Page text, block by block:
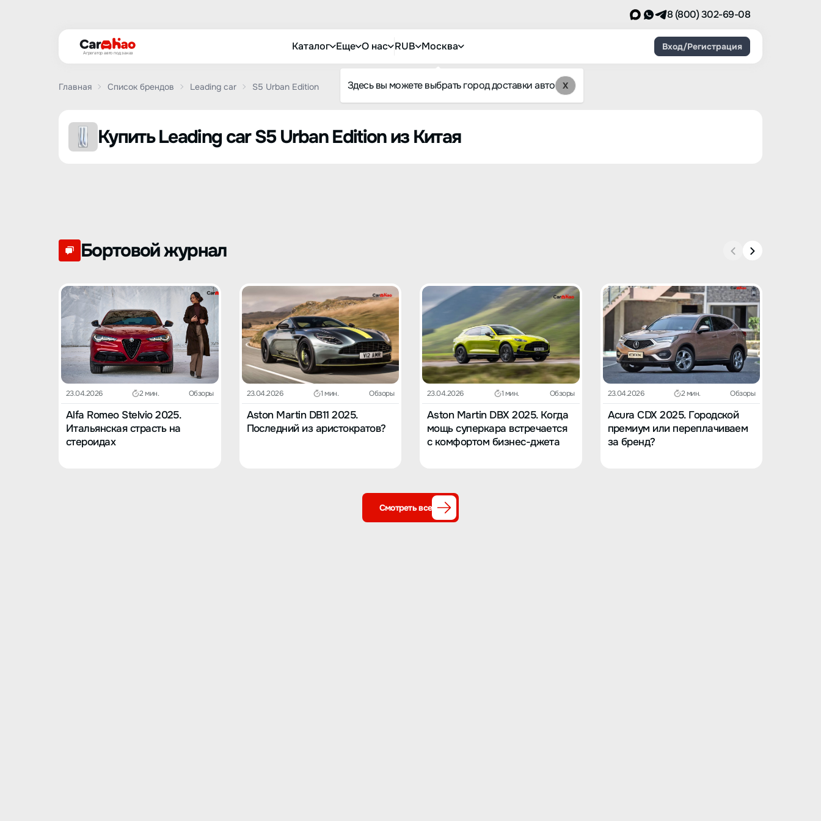
8 (800) 302-69-08
Агрегатор авто под заказ
Каталог Еще О нас RUB Москва
Здесь вы можете выбрать город доставки авто X
Вход/Регистрация
Главная Список брендов Leading car S5 Urban Edition
Купить Leading car S5 Urban Edition из Китая
Бортовой журнал
23.04.2026 2 мин. Обзоры
Alfa Romeo Stelvio 2025.
Итальянская страсть на
стероидах
23.04.2026 1 мин. Обзоры
Aston Martin DB11 2025.
Последний из аристократов?
23.04.2026 1 мин. Обзоры
Aston Martin DBX 2025. Когда
мощь суперкара встречается
с комфортом бизнес-джета
23.04.2026 2 мин. Обзоры
Acura CDX 2025. Городской
премиум или переплачиваем
за бренд?
Смотреть все